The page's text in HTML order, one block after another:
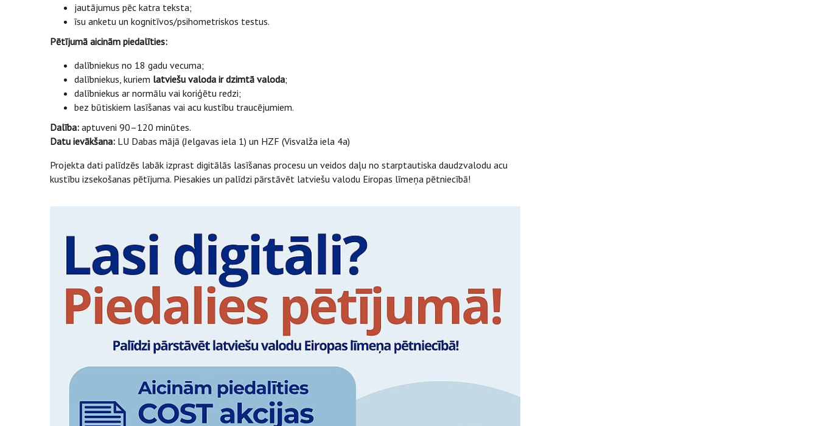
jautājumus pēc katra teksta;
īsu anketu un kognitīvos/psihometriskos testus.
Pētījumā aicinām piedalīties:
dalībniekus no 18 gadu vecuma;
dalībniekus, kuriem latviešu valoda ir dzimtā valoda;
dalībniekus ar normālu vai koriģētu redzi;
bez būtiskiem lasīšanas vai acu kustību traucējumiem.
Dalība: aptuveni 90–120 minūtes.
Datu ievākšana: LU Dabas mājā (Jelgavas iela 1) un HZF (Visvalža iela 4a)
Projekta dati palīdzēs labāk izprast digitālās lasīšanas procesu un veidos daļu no starptautiska daudzvalodu acu
kustību izsekošanas pētījuma. Piesakies un palīdzi pārstāvēt latviešu valodu Eiropas līmeņa pētniecībā!